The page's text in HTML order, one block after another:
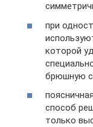
при
которой
брюшную
способ
только